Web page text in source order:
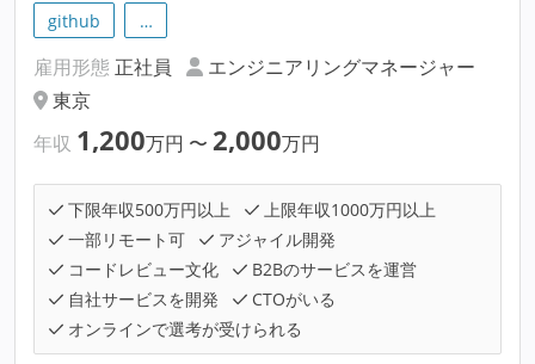
github
…
雇用形態 正社員
エンジニアリングマネージャー
東京
年収 1,200万円 〜 2,000万円
下限年収500万円以上
上限年収1000万円以上
一部リモート可
アジャイル開発
コードレビュー文化
B2Bのサービスを運営
自社サービスを開発
CTOがいる
オンラインで選考が受けられる